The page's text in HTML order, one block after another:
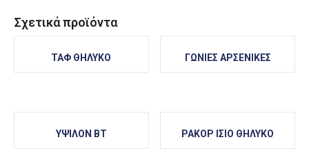
Σχετικά προϊόντα
ΤΑΦ ΘΗΛΥΚΟ ΓΩΝΙΕΣ ΑΡΣΕΝΙΚΕΣ
ΥΨΙΛΟΝ ΒΤ ΡΑΚΟΡ ΙΣΙΟ ΘΗΛΥΚΟ